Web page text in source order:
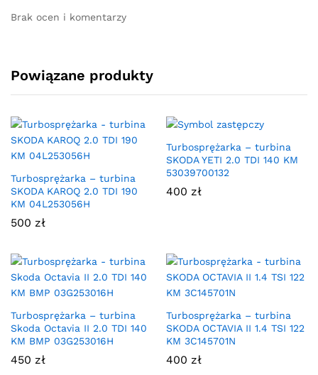
Brak ocen i komentarzy
Powiązane produkty
Turbosprężarka – turbina
SKODA KAROQ 2.0 TDI 190
KM 04L253056H
500 zł
Turbosprężarka – turbina
SKODA YETI 2.0 TDI 140 KM
53039700132
400 zł
Turbosprężarka – turbina
Skoda Octavia II 2.0 TDI 140
KM BMP 03G253016H
450 zł
Turbosprężarka – turbina
SKODA OCTAVIA II 1.4 TSI 122
KM 3C145701N
400 zł